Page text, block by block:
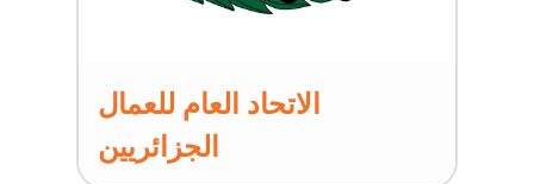
الاتحاد العام للعمال
الجزائريين